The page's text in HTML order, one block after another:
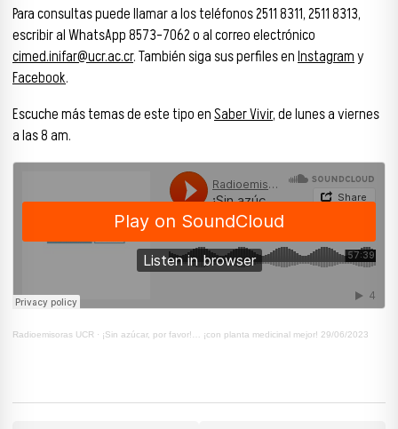
Para consultas puede llamar a los teléfonos 2511 8311, 2511 8313,
escribir al WhatsApp 8573-7062 o al correo electrónico
cimed.inifar@ucr.ac.cr. También siga sus perfiles enInstagramy
Facebook.
Escuche más temas de este tipo enSaber Vivir, de lunes a viernes
a las 8 am.
Radioemisoras UCR · ¡Sin azúcar, por favor!… ¡con planta medicinal mejor! 29/06/2023